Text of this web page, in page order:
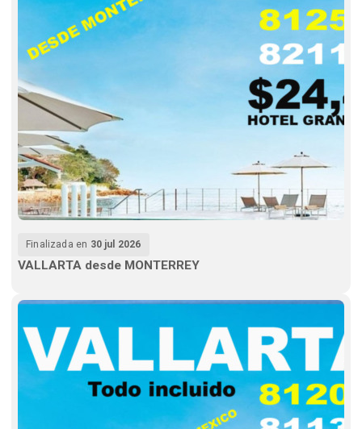
Finalizada en 30 jul 2026
VALLARTA desde MONTERREY